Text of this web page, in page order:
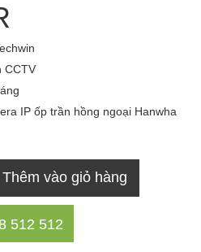
CCTV
IP ốp trần hồng ngoại Hanwha
Thêm vào giỏ hàng
512 512